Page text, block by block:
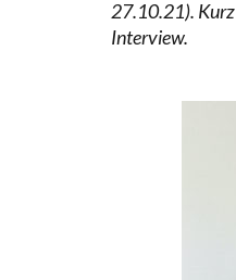
27.10.21).
Interview.